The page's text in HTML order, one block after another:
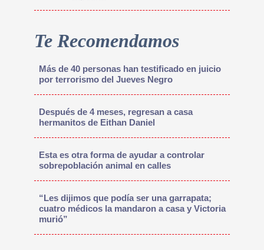
Te Recomendamos
Más de 40 personas han testificado en juicio
por terrorismo del Jueves Negro
Después de 4 meses, regresan a casa
hermanitos de Eithan Daniel
Esta es otra forma de ayudar a controlar
sobrepoblación animal en calles
“Les dijimos que podía ser una garrapata;
cuatro médicos la mandaron a casa y Victoria
murió”